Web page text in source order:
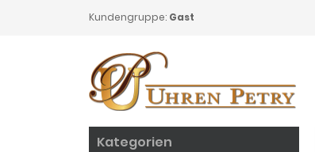
Kundengruppe: Gast
Kategorien